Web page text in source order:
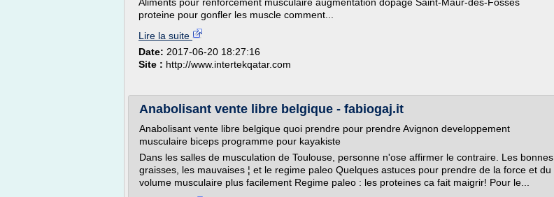
proteine pour gonfler les muscle comment...
Lire la suite
Date: 2017-06-20 18:27:16
Site : http://www.intertekqatar.com
Anabolisant vente libre belgique - fabiogaj.it
Anabolisant vente libre belgique quoi prendre pour prendre Avignon developpement
musculaire biceps programme pour kayakiste
Dans les salles de musculation de Toulouse, personne n'ose affirmer le contraire. Les bonnes
graisses, les mauvaises ¦ et le regime paleo Quelques astuces pour prendre de la force et du
volume musculaire plus facilement Regime paleo : les proteines ca fait maigrir! Pour le...